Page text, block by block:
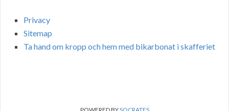
Privacy
Sitemap
Ta hand om kropp och hem med bikarbonat i skafferiet